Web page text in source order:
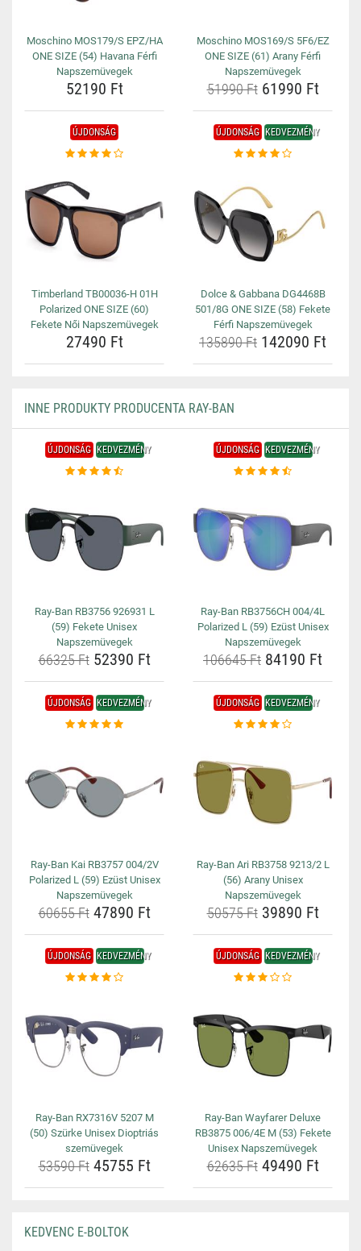
Moschino MOS179/S EPZ/HA
ONE SIZE (54) Havana Férfi
Napszemüvegek
52190 Ft
Moschino MOS169/S 5F6/EZ
ONE SIZE (61) Arany Férfi
Napszemüvegek
51990 Ft61990 Ft
ÚJDONSÁG
Timberland TB00036-H 01H
Polarized ONE SIZE (60)
Fekete Női Napszemüvegek
27490 Ft
ÚJDONSÁG KEDVEZMÉNY
Dolce & Gabbana DG4468B
501/8G ONE SIZE (58) Fekete
Férfi Napszemüvegek
135890 Ft 142090 Ft
INNE PRODUKTY PRODUCENTA RAY-BAN
ÚJDONSÁG KEDVEZMÉNY
Ray-Ban RB3756 926931 L
(59) Fekete Unisex
Napszemüvegek
66325 Ft52390 Ft
ÚJDONSÁG KEDVEZMÉNY
Ray-Ban RB3756CH 004/4L
Polarized L (59) Ezüst Unisex
Napszemüvegek
106645 Ft 84190 Ft
ÚJDONSÁG KEDVEZMÉNY
Ray-Ban Kai RB3757 004/2V
Polarized L (59) Ezüst Unisex
Napszemüvegek
60655 Ft47890 Ft
ÚJDONSÁG KEDVEZMÉNY
Ray-Ban Ari RB3758 9213/2 L
(56) Arany Unisex
Napszemüvegek
50575 Ft39890 Ft
ÚJDONSÁG KEDVEZMÉNY
Ray-Ban RX7316V 5207 M
(50) Szürke Unisex Dioptriás
szemüvegek
53590 Ft45755 Ft
ÚJDONSÁG KEDVEZMÉNY
Ray-Ban Wayfarer Deluxe
RB3875 006/4E M (53) Fekete
Unisex Napszemüvegek
62635 Ft49490 Ft
KEDVENC E-BOLTOK